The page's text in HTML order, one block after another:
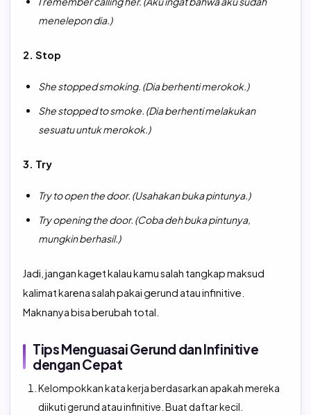
menelepon dia.)
2. Stop
She stopped smoking. (Dia berhenti merokok.)
She stopped to smoke. (Dia berhenti melakukan
sesuatu untuk merokok.)
3. Try
Try to open the door. (Usahakan buka pintunya.)
Try opening the door. (Coba deh buka pintunya,
mungkin berhasil.)
Jadi, jangan kaget kalau kamu salah tangkap maksud
kalimat karena salah pakai gerund atau infinitive.
Maknanya bisa berubah total.
Tips Menguasai Gerund dan Infinitive
dengan Cepat
Kelompokkan kata kerja berdasarkan apakah mereka
diikuti gerund atau infinitive. Buat daftar kecil.